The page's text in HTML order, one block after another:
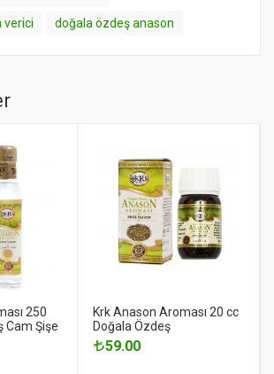
verici
doğala özdeş anason
250
Cam Şişe
Krk Anason Aroması 20 cc
Doğala Özdeş
59.00